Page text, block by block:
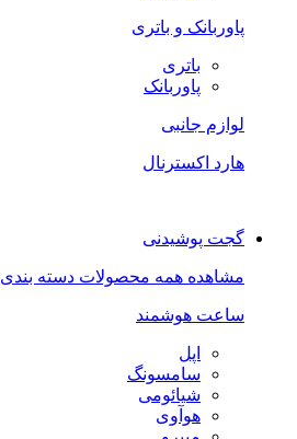
پاوربانک و باتری
باتری
پاوربانک
لوازم جانبی
هارد اکسترنال
گجت پوشیدنی
مشاهده همه محصولات دسته بندی
ساعت هوشمند
اپل
سامسونگ
شیائومی
هوآوی